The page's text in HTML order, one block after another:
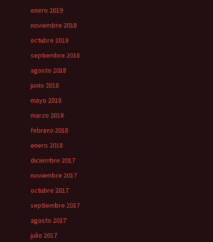
enero 2019
noviembre 2018
octubre 2018
septiembre 2018
agosto 2018
junio 2018
mayo 2018
marzo 2018
febrero 2018
enero 2018
diciembre 2017
noviembre 2017
octubre 2017
septiembre 2017
agosto 2017
julio 2017